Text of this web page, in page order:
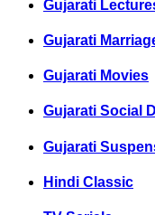
Gujarati
Gujarati
Gujarati Movies
Gujarati Social
Gujarati
Hindi Classic